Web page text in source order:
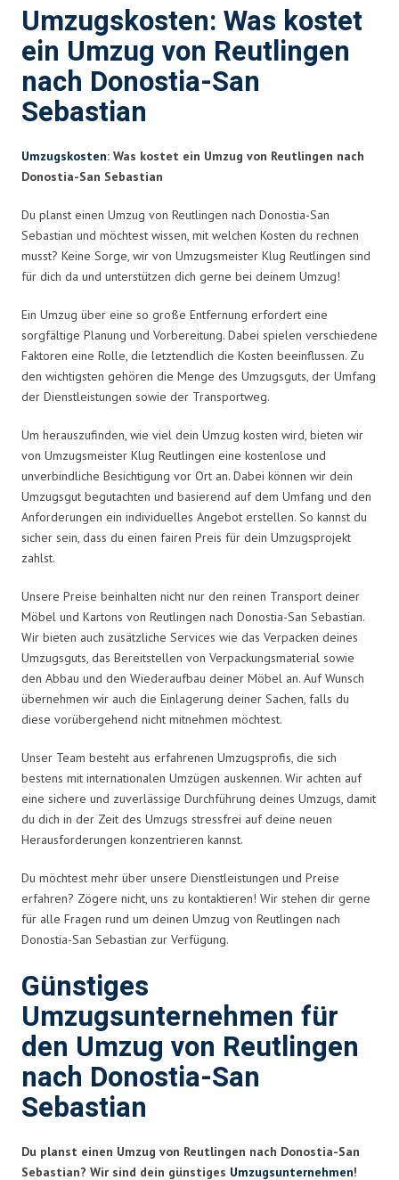
Umzugskosten: Was kostet
ein Umzug von Reutlingen
nach Donostia-San
Sebastian
Umzugskosten: Was kostet ein Umzug von Reutlingen nach
Donostia-San Sebastian
Du planst einen Umzug von Reutlingen nach Donostia-San
Sebastian und möchtest wissen, mit welchen Kosten du rechnen
musst? Keine Sorge, wir von Umzugsmeister Klug Reutlingen sind
für dich da und unterstützen dich gerne bei deinem Umzug!
Ein Umzug über eine so große Entfernung erfordert eine
sorgfältige Planung und Vorbereitung. Dabei spielen verschiedene
Faktoren eine Rolle, die letztendlich die Kosten beeinflussen. Zu
den wichtigsten gehören die Menge des Umzugsguts, der Umfang
der Dienstleistungen sowie der Transportweg.
Um herauszufinden, wie viel dein Umzug kosten wird, bieten wir
von Umzugsmeister Klug Reutlingen eine kostenlose und
unverbindliche Besichtigung vor Ort an. Dabei können wir dein
Umzugsgut begutachten und basierend auf dem Umfang und den
Anforderungen ein individuelles Angebot erstellen. So kannst du
sicher sein, dass du einen fairen Preis für dein Umzugsprojekt
zahlst.
Unsere Preise beinhalten nicht nur den reinen Transport deiner
Möbel und Kartons von Reutlingen nach Donostia-San Sebastian.
Wir bieten auch zusätzliche Services wie das Verpacken deines
Umzugsguts, das Bereitstellen von Verpackungsmaterial sowie
den Abbau und den Wiederaufbau deiner Möbel an. Auf Wunsch
übernehmen wir auch die Einlagerung deiner Sachen, falls du
diese vorübergehend nicht mitnehmen möchtest.
Unser Team besteht aus erfahrenen Umzugsprofis, die sich
bestens mit internationalen Umzügen auskennen. Wir achten auf
eine sichere und zuverlässige Durchführung deines Umzugs, damit
du dich in der Zeit des Umzugs stressfrei auf deine neuen
Herausforderungen konzentrieren kannst.
Du möchtest mehr über unsere Dienstleistungen und Preise
erfahren? Zögere nicht, uns zu kontaktieren! Wir stehen dir gerne
für alle Fragen rund um deinen Umzug von Reutlingen nach
Donostia-San Sebastian zur Verfügung.
Günstiges
Umzugsunternehmen für
den Umzug von Reutlingen
nach Donostia-San
Sebastian
Du planst einen Umzug von Reutlingen nach Donostia-San
Sebastian? Wir sind dein günstiges Umzugsunternehmen!